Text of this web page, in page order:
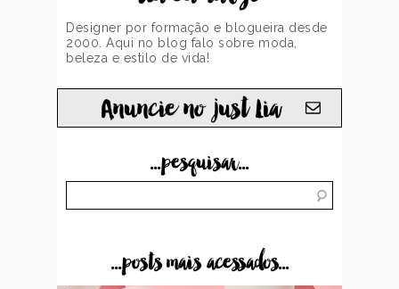
Designer por formação e blogueira desde
2000. Aqui no blog falo sobre moda,
beleza e estilo de vida!
Anuncie no just Lia
...pesquisar...
...posts mais acessados...